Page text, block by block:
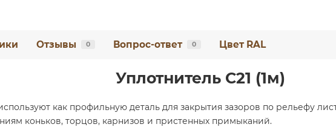
Отзывы 0 Вопрос-ответ 0 Цвет RAL
Уплотнитель C21 (1м)
как профильную деталь для закрытия зазоров по рельефу
коньков, торцов, карнизов и пристенных примыканий.